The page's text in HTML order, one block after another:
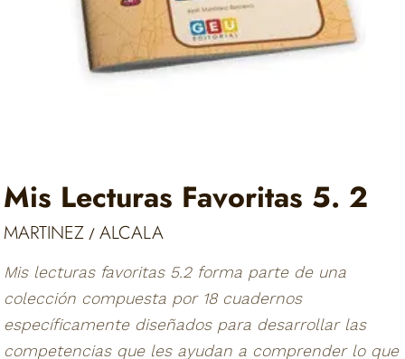
Mis Lecturas Favoritas 5. 2
MARTINEZ / ALCALA
Mis lecturas favoritas 5.2 forma parte de una
colección compuesta por 18 cuadernos
específicamente diseñados para desarrollar las
competencias que les ayudan a comprender lo que